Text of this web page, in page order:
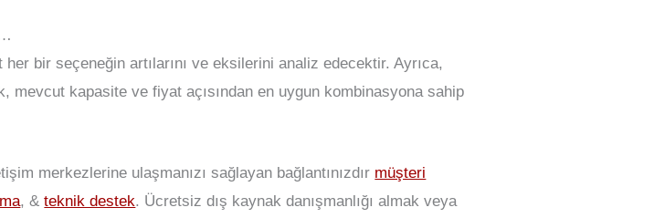
bir seçeneğin artılarını ve eksilerini analiz edecektir. Ayrıca,
kapasite ve fiyat açısından en uygun kombinasyona sahip
merkezlerine ulaşmanızı sağlayan bağlantınızdır müşteri
, &teknik destek. Ücretsiz dış kaynak danışmanlığı almak veya